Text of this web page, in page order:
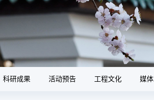
科研成果 活动预告 工程文化 媒